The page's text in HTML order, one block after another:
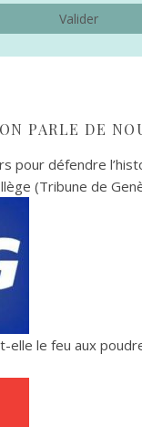
ON PARLE DE
pour défendre
(Tribune de
elle le feu aux